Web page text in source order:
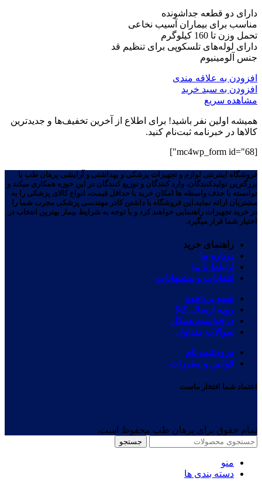
دارای دو قطعه جداشونده
مناسب برای بیماران آسیب نخاعی
تحمل وزن تا 160 کیلوگرم
دارای لوله‌های تلسکوپی برای تنظیم قد
جنس آلومینیوم
افزودن به علاقه مندی
افزودن به سبد خرید
مشاهده سریع
همیشه اولین نفر باشید! برای اطلاع از آخرین تخفیف‌ها و جدیدترین
کالاها در خبرنامه ثبت‌نام کنید.
[mc4wp_form id="68"]
فروشگاه اینترنتی لوازم و تجهیزات پزشکی و بهداشتی و آرایشی پرهان طب با
بزرگترین تولیدکنندگان، وارد کنندگان و توزیع کنندگان در این حوزه همکاری میکند و
توانسته با حذف واسطه ها امکان خرید با حداقل قیمت، انواع کالای پزشکی را به
مشتریان ارائه نماید.این فروشگاه با داشتن کادر مهندسی پزشکی مجرب شما را
در خرید تجهیزات راهنمایی خواهند کرد و با توجه به شرایط بیمار بهترین انتخاب در
اختیار شما قرار میگیرد.
راهنمای خرید
درباره ما
ارتباط با ما
انتقادات و پیشنهادات
نحوه پرداخت
رویه ارسال کالا
درخواست همکار
سوالات متداول
ورود/ثبت نام
قوانین و مقررات
اعتماد شما افتخار ماست
تمام حقوق برای پرهان طب محفوظ است.
جستجو
منو
دسته بندی ها